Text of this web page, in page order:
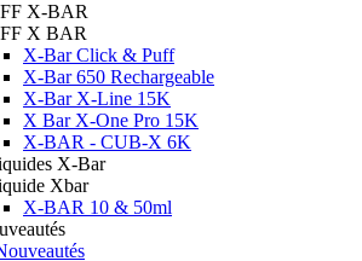
X-BAR
X BAR
X-Bar Click & Puff
X-Bar 650 Rechargeable
X-Bar X-Line 15K
X Bar X-One Pro 15K
X-BAR - CUB-X 6K
X-Bar
Xbar
X-BAR 10 & 50ml